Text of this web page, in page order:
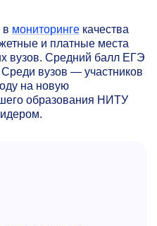
в мониторинге качества
и платные места
вузов. Средний балл ЕГЭ
вузов — участников
на новую
образования НИТУ